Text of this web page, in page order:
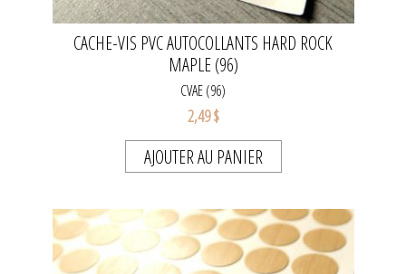
CACHE-VIS PVC AUTOCOLLANTS HARD ROCK
MAPLE (96)
CVAE (96)
2,49 $
AJOUTER AU PANIER